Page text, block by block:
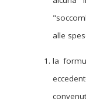
alle
la